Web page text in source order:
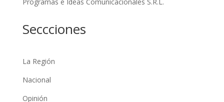
Seccciones
La Región
Nacional
Opinión